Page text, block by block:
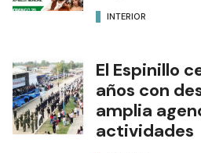
INTERIOR
El Espinillo
años con
amplia
actividades